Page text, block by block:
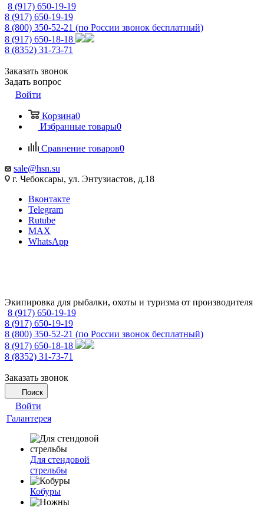
8 (917) 650-19-19
8 (917) 650-19-19
8 (800) 350-52-21 (по России звонок бесплатный)
8 (917) 650-18-18
8 (8352) 31-73-71
Заказать звонок
Задать вопрос
Войти
Корзина0
Избранные товары0
Сравнение товаров0
sale@hsn.su
г. Чебоксары, ул. Энтузиастов, д.18
Вконтакте
Telegram
Rutube
MAX
WhatsApp
Экипировка для рыбалки, охоты и туризма от производителя
8 (917) 650-19-19
8 (917) 650-19-19
8 (800) 350-52-21 (по России звонок бесплатный)
8 (917) 650-18-18
8 (8352) 31-73-71
Заказать звонок
Поиск
Войти
Галантерея
Для стендовой
стрельбы
Кобуры